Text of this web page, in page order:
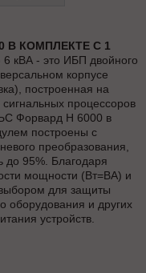
В КОМПЛЕКТЕ С 1
кВА - это ИБП двойного
корпусе
построенная на
процессоров
Форвард Н 6000 в
построены с
преобразования,
95%. Благодаря
мощности (Вт=ВА) и
для защиты
оборудования и других
устройств.